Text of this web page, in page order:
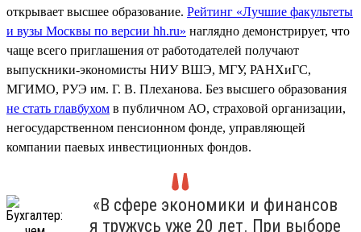
открывает высшее образование. Рейтинг «Лучшие факультеты
и вузы Москвы по версии hh.ru» наглядно демонстрирует, что
чаще всего приглашения от работодателей получают
выпускники-экономисты НИУ ВШЭ, МГУ, РАНХиГС,
МГИМО, РУЭ им. Г. В. Плеханова. Без высшего образования
не стать главбухом в публичном АО, страховой организации,
негосударственном пенсионном фонде, управляющей
компании паевых инвестиционных фондов.
«В сфере экономики и финансов
я тружусь уже 20 лет. При выборе